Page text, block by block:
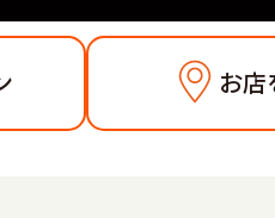
お店